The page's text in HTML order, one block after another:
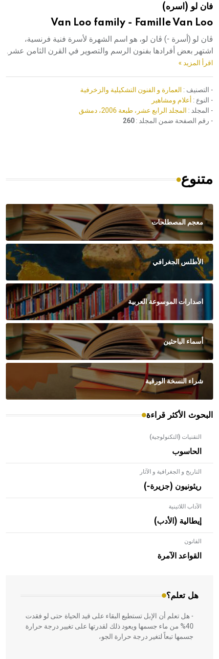
هيئة الموسوعة العربية تطلق موسوعات جديدة في عام 2026فان لو (اسره)
Van Loo family - Famille Van Loo
ڤان لو (أسرة -) ڤان لو، هو اسم الشهرة لأسرة فنية فرنسية،
اشتهر بعض أفرادها بفنون الرسم والتصوير في القرن الثامن عشر.
اقرأ المزيد »
- التصنيف : العمارة و الفنون التشكيلية والزخرفية
- النوع : أعلام ومشاهير
- المجلد : المجلد الرابع عشر، طبعة 2006، دمشق
- رقم الصفحة ضمن المجلد : 260
متنوع
معجم المصطلحات
الأطلس الجغرافي
اصدارات الموسوعة العربية
أسماء الباحثين
شراء النسخة الورقية
البحوث الأكثر قراءة
التقنيات (التكنولوجية)
الحاسوب
التاريخ و الجغرافية و الآثار
ريئونيون (جزيرة-)
الآداب اللاتينية
إيطالية (الأدب)
القانون
القواعد الآمرة
هل تعلم؟
- هل تعلم أن الأبلق نوع من الفنون الهندسية التي ارتبطت
بالعمارة الإسلامية في بلاد الشام ومصر خاصة، حيث يحرص
المعمار على بناء مداميكه وخاصة في الواجهات
- هل تعلم أن الإبل تستطيع البقاء على قيد الحياة حتى لو فقدت
40% من ماء جسمها ويعود ذلك لقدرتها على تغيير درجة حرارة
جسمها تبعاً لتغير درجة حرارة الجو،